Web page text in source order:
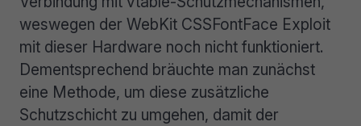
weswegen der WebKit CSSFontFace Exploit
mit dieser Hardware noch nicht funktioniert.
Dementsprechend bräuchte man zunächst
eine Methode, um diese zusätzliche
Schutzschicht zu umgehen, damit der